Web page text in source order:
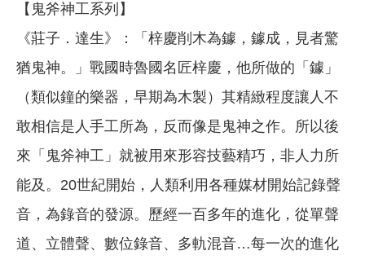
【鬼斧神工系列】
《莊子．達生》：「梓慶削木為鐻，鐻成，見者驚
猶鬼神。」戰國時魯國名匠梓慶，他所做的「鐻」
（類似鐘的樂器，早期為木製）其精緻程度讓人不
敢相信是人手工所為，反而像是鬼神之作。所以後
來「鬼斧神工」就被用來形容技藝精巧，非人力所
能及。20世紀開始，人類利用各種媒材開始記錄聲
音，為錄音的發源。歷經一百多年的進化，從單聲
道、立體聲、數位錄音、多軌混音…每一次的進化